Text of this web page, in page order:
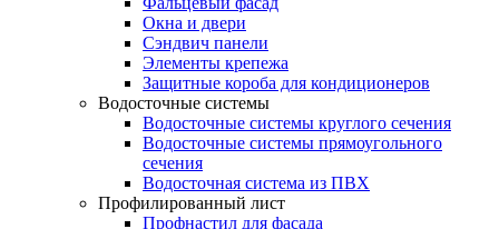
Окна и двери
Сэндвич панели
Элементы крепежа
Защитные короба для кондиционеров
Водосточные системы
Водосточные системы круглого сечения
Водосточные системы прямоугольного
сечения
Водосточная система из ПВХ
Профилированный лист
Профнастил для фасада